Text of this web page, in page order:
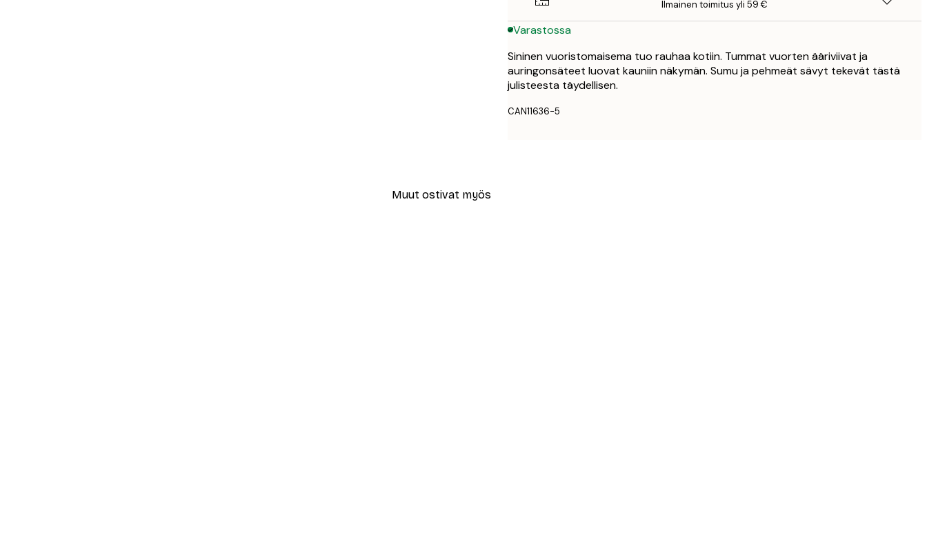
Ilmainen toimitus yli 59 €
Varastossa
Sininen vuoristomaisema tuo rauhaa kotiin. Tummat vuorten ääriviivat ja
auringonsäteet luovat kauniin näkymän. Sumu ja pehmeät sävyt tekevät tästä
julisteesta täydellisen.
CAN11636-5
Muut ostivat myös